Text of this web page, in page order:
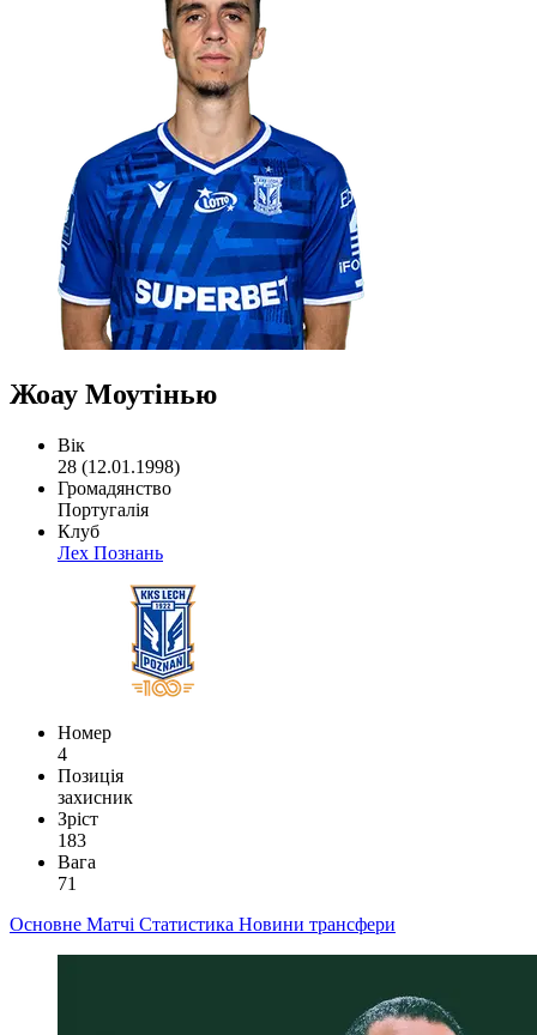
Жоау Моутінью
Вік
28 (12.01.1998)
Громадянство
Португалія
Клуб
Лех Познань
Номер
4
Позиція
захисник
Зріст
183
Вага
71
Основне Матчі Статистика Новини трансфери